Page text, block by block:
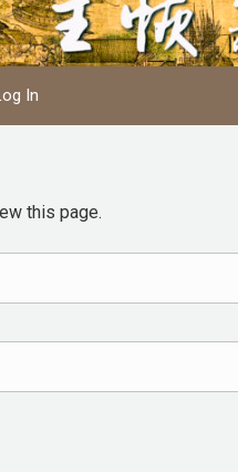
In
this page.